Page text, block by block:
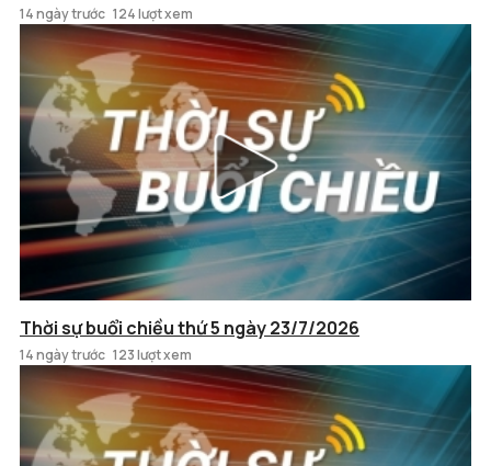
14 ngày trước 124 lượt xem
Thời sự buổi chiều thứ 5 ngày 23/7/2026
14 ngày trước 123 lượt xem